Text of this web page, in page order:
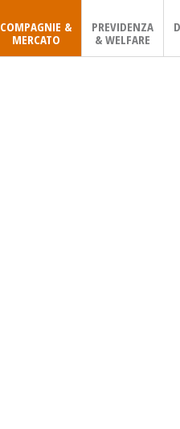
COMPAGNIE &
MERCATO
PREVIDENZA
& WELFARE